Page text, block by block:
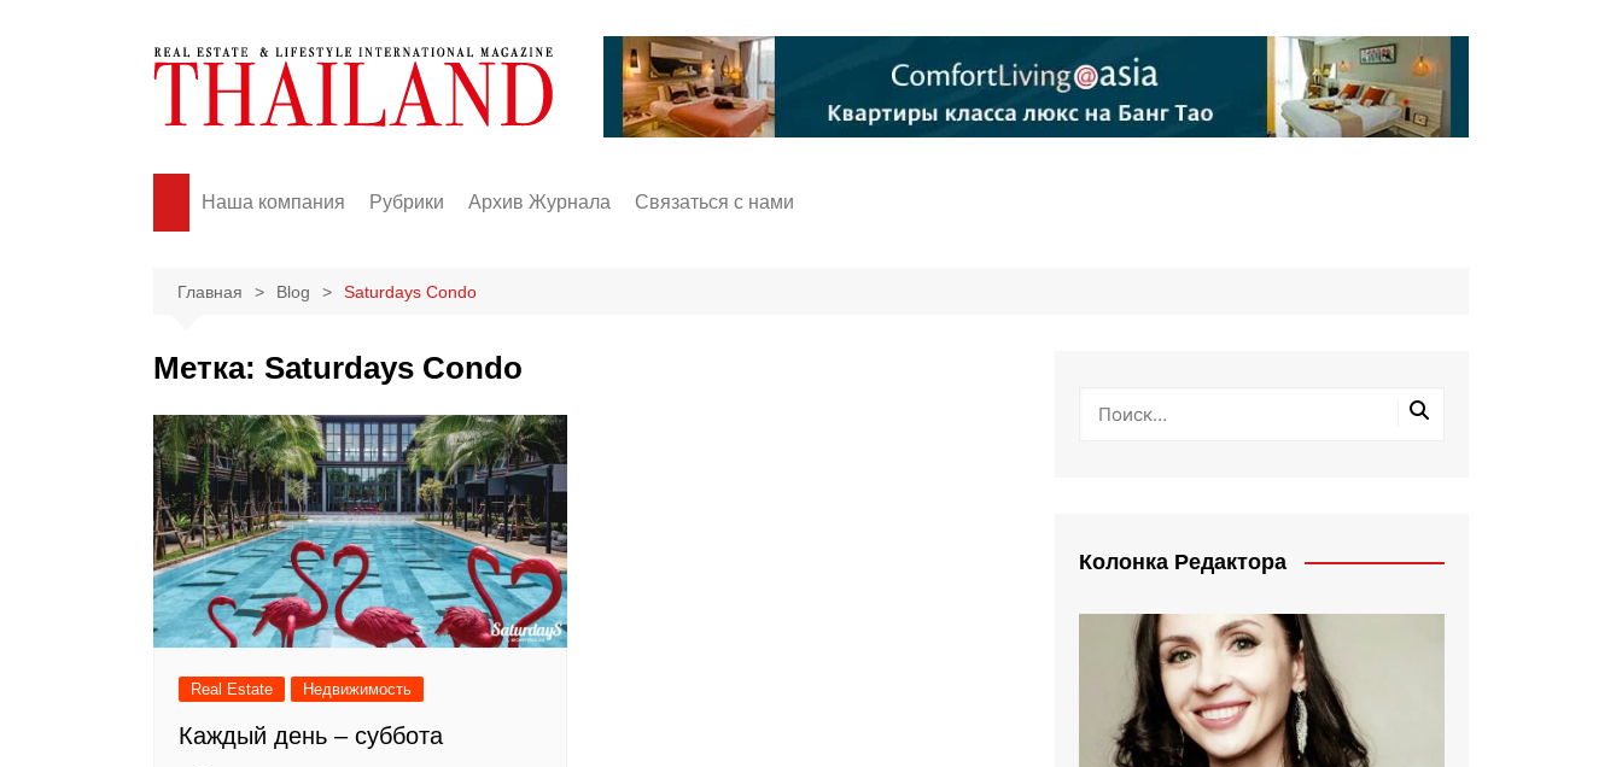
Наша компания Рубрики
Events
Business
Lifestyle
Fashion
Travel
Health
Архив Журнала Связаться с нами
Главная Blog Saturdays Condo
Метка: Saturdays Condo
Real Estate Недвижимость
Каждый день – суббота
Колонка Редактора